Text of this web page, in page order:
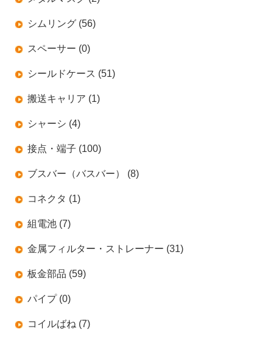
シムリング (56)
スペーサー (0)
シールドケース (51)
搬送キャリア (1)
シャーシ (4)
接点・端子 (100)
ブスバー（バスバー） (8)
コネクタ (1)
組電池 (7)
金属フィルター・ストレーナー (31)
板金部品 (59)
パイプ (0)
コイルばね (7)